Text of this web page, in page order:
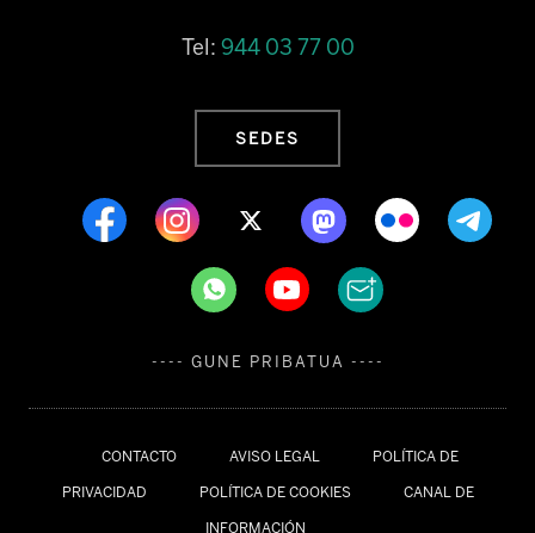
CONTACTO AVISO LEGAL POLÍTICA DE
PRIVACIDAD POLÍTICA DE COOKIES CANAL DE
INFORMACIÓN
Tel: 944 03 77 00
SEDES
---- GUNE PRIBATUA ----